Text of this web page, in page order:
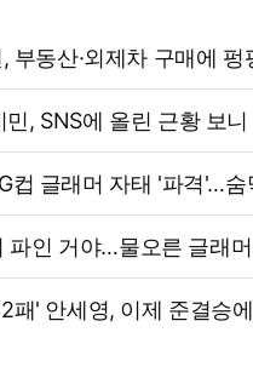
부동산·외제차 구매에 펑
, SNS에 올린 근황 보니
컵 글래머 자태 '파격'…숨
파인 거야…물오른 글래
패' 안세영, 이제 준결승